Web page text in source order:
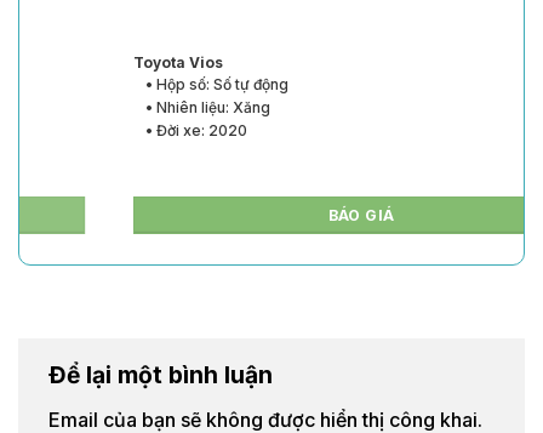
• Hộp số: Số tự động
• Nhiên liệu: Xăng
• Đời xe: 2020
Để lại một bình luận
Email của bạn sẽ không được hiển thị công khai.